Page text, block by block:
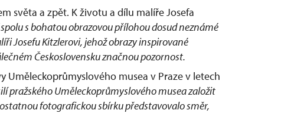
světa a zpět. K životu a dílu malíře Josefa
s bohatou obrazovou přílohou dosud neznámé
Josefu Kitzlerovi, jehož obrazy inspirované
Československu značnou pozornost.
Uměleckoprůmyslového musea v Praze v letech
pražského Uměleckoprůmyslového musea založit
fotografickou sbírku představovalo směr,